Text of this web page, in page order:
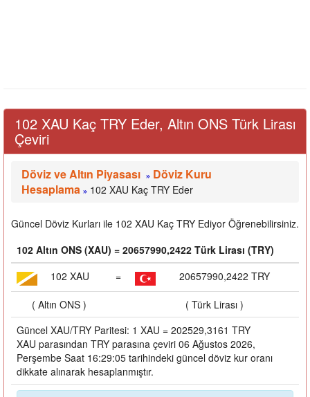
102 XAU Kaç TRY Eder, Altın ONS Türk Lirası
Çeviri
Döviz ve Altın Piyasası » Döviz Kuru
Hesaplama » 102 XAU Kaç TRY Eder
Güncel Döviz Kurları ile 102 XAU Kaç TRY Ediyor Öğrenebilirsiniz.
102 Altın ONS (XAU) = 20657990,2422 Türk Lirası (TRY)
102 XAU
= 20657990,2422 TRY
( Altın ONS )
( Türk Lirası )
Güncel XAU/TRY Paritesi: 1 XAU = 202529,3161 TRY
XAU parasından TRY parasına çeviri 06 Ağustos 2026,
Perşembe Saat 16:29:05 tarihindeki güncel döviz kur oranı
dikkate alınarak hesaplanmıştır.